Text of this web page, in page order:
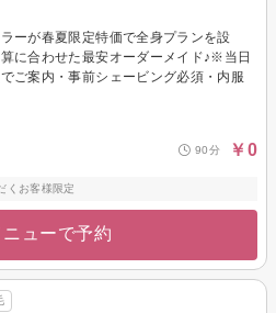
ーが春夏限定特価で全身プランを設
に合わせた最安オーダーメイド♪※当日
ご案内・事前シェービング必須・内服
90分 ￥0
くお客様限定
ニューで予約